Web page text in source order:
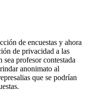
de encuestas y ahora
de privacidad a las
profesor contestada
anonimato al
que se podrían